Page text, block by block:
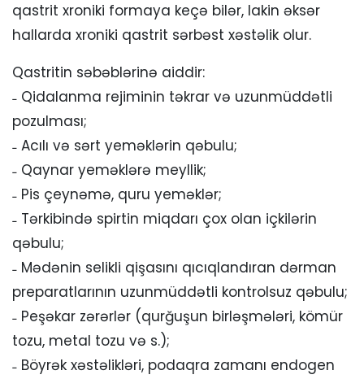
qastrit xroniki formaya keçə bilər, lakin əksər
hallarda xroniki qastrit sərbəst xəstəlik olur.
Qastritin səbəblərinə aiddir:
˗ Qidalanma rejiminin təkrar və uzunmüddətli
pozulması;
˗ Acılı və sərt yeməklərin qəbulu;
˗ Qaynar yeməklərə meyllik;
˗ Pis çeynəmə, quru yeməklər;
˗ Tərkibində spirtin miqdarı çox olan içkilərin
qəbulu;
˗ Mədənin selikli qişasını qıcıqlandıran dərman
preparatlarının uzunmüddətli kontrolsuz qəbulu;
˗ Peşəkar zərərlər (qurğuşun birləşmələri, kömür
tozu, metal tozu və s.);
˗ Böyrək xəstəlikləri, podaqra zamanı endogen